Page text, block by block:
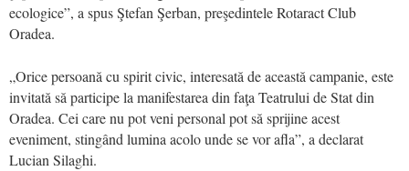
ecologice”, a spus Ştefan Şerban, preşedintele Rotaract Club
Oradea.
„Orice persoană cu spirit civic, interesată de această campanie, este
invitată să participe la manifestarea din faţa Teatrului de Stat din
Oradea. Cei care nu pot veni personal pot să sprijine acest
eveniment, stingând lumina acolo unde se vor afla”, a declarat
Lucian Silaghi.